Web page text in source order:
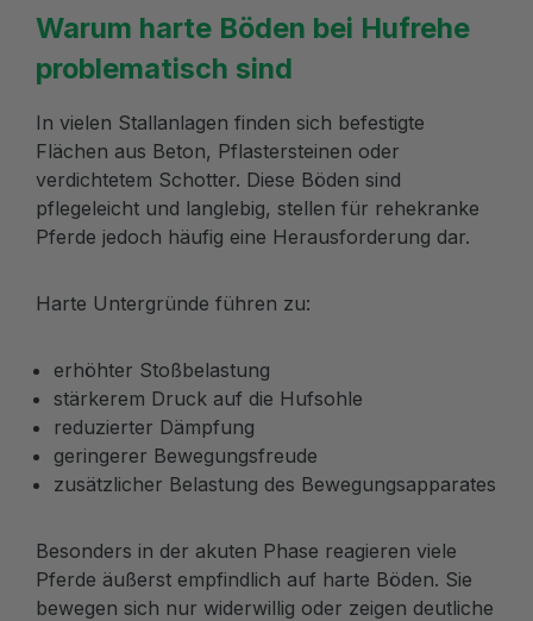
Warum harte Böden bei Hufrehe
problematisch sind
In vielen Stallanlagen finden sich befestigte
Flächen aus Beton, Pflastersteinen oder
verdichtetem Schotter. Diese Böden sind
pflegeleicht und langlebig, stellen für rehekranke
Pferde jedoch häufig eine Herausforderung dar.
Harte Untergründe führen zu:
erhöhter Stoßbelastung
stärkerem Druck auf die Hufsohle
reduzierter Dämpfung
geringerer Bewegungsfreude
zusätzlicher Belastung des Bewegungsapparates
Besonders in der akuten Phase reagieren viele
Pferde äußerst empfindlich auf harte Böden. Sie
bewegen sich nur widerwillig oder zeigen deutliche